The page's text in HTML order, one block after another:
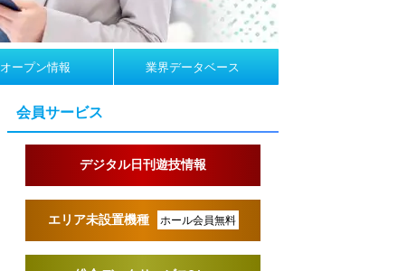
オープン情報 業界データベース
会員サービス
デジタル日刊遊技情報
エリア未設置機種 ホール会員無料